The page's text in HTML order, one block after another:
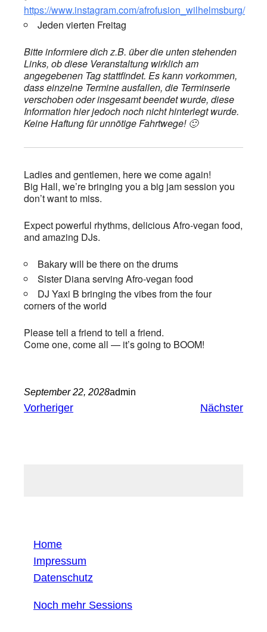
https://www.instagram.com/afrofusion_wilhelmsburg/
Jeden vierten Freitag
Bitte informiere dich z.B. über die unten stehenden
Links, ob diese Veranstaltung wirklich am
angegebenen Tag stattfindet. Es kann vorkommen,
dass einzelne Termine ausfallen, die Terminserie
verschoben oder insgesamt beendet wurde, diese
Information hier jedoch noch nicht hinterlegt wurde.
Keine Haftung für unnötige Fahrtwege! 🙂
Ladies and gentlemen, here we come again!
Big Hall, we’re bringing you a big jam session you
don’t want to miss.
Expect powerful rhythms, delicious Afro-vegan food,
and amazing DJs.
Bakary will be there on the drums
Sister Diana serving Afro-vegan food
DJ Yaxi B bringing the vibes from the four
corners of the world
Please tell a friend to tell a friend.
Come one, come all — it’s going to BOOM!
September 22, 2028admin
Vorheriger Nächster
Home
Impressum
Datenschutz
Noch mehr Sessions